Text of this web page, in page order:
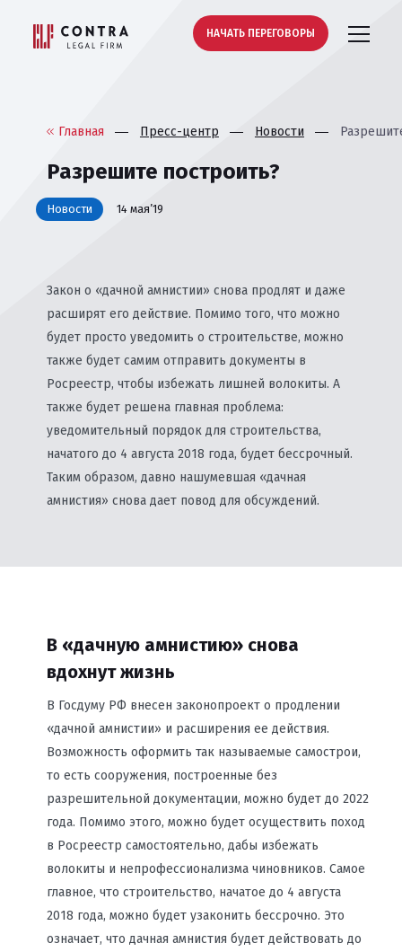
НАЧАТЬ ПЕРЕГОВОРЫ
Главная Пресс-центр Новости
Разрешите построить?
Новости 14 мая’19
Закон о «дачной амнистии» снова продлят и даже
расширят его действие. Помимо того, что можно
будет просто уведомить о строительстве, можно
также будет самим отправить документы в
Росреестр, чтобы избежать лишней волокиты. А
также будет решена главная проблема:
уведомительный порядок для строительства,
начатого до 4 августа 2018 года, будет бессрочный.
Таким образом, давно нашумевшая «дачная
амнистия» снова дает повод для обсуждений.
В «дачную амнистию» снова
вдохнут жизнь
В Госдуму РФ внесен законопроект о продлении
«дачной амнистии» и расширения ее действия.
Возможность оформить так называемые самострои,
то есть сооружения, построенные без
разрешительной документации, можно будет до 2022
года. Помимо этого, можно будет осуществить поход
в Росреестр самостоятельно, дабы избежать
волокиты и непрофессионализма чиновников. Самое
главное, что строительство, начатое до 4 августа
2018 года, можно будет узаконить бессрочно. Это
означает, что дачная амнистия будет действовать до